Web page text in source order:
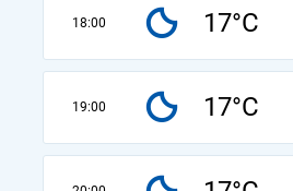
18:00 17°C
19:00 17°C